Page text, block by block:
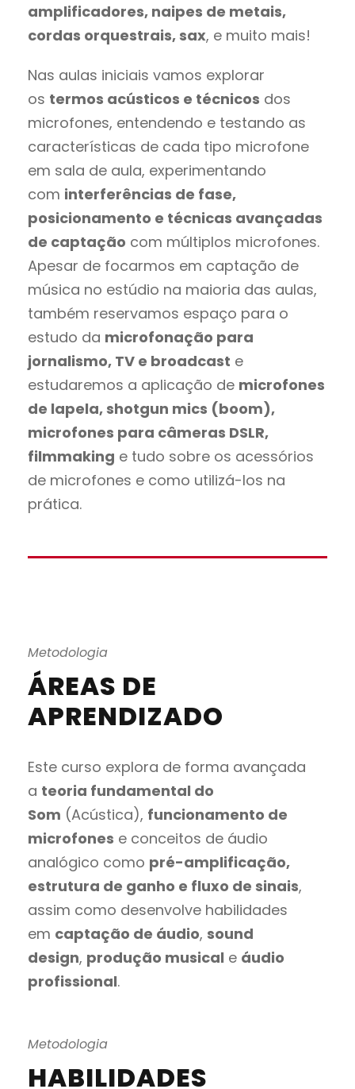
amplificadores, naipes de metais,
cordas orquestrais, sax, e muito mais!
Nas aulas iniciais vamos explorar
os termos acústicos e técnicos dos
microfones, entendendo e testando as
características de cada tipo microfone
em sala de aula, experimentando
com interferências de fase,
posicionamento e técnicas avançadas
de captação com múltiplos microfones.
Apesar de focarmos em captação de
música no estúdio na maioria das aulas,
também reservamos espaço para o
estudo da microfonação para
jornalismo, TV e broadcast e
estudaremos a aplicação de microfones
de lapela, shotgun mics (boom),
microfones para câmeras DSLR,
filmmaking e tudo sobre os acessórios
de microfones e como utilizá-los na
prática.
Metodologia
ÁREAS DE
APRENDIZADO
Este curso explora de forma avançada
a teoria fundamental do
Som (Acústica), funcionamento de
microfones e conceitos de áudio
analógico como pré-amplificação,
estrutura de ganho e fluxo de sinais,
assim como desenvolve habilidades
em captação de áudio, sound
design, produção musical e áudio
profissional.
Metodologia
HABILIDADES